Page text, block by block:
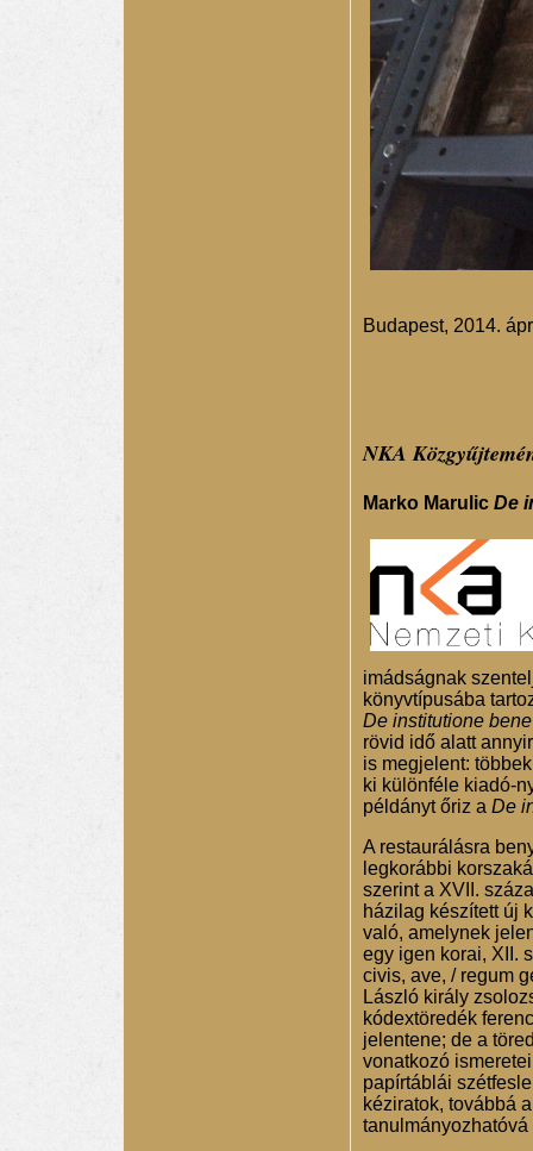
Budapest, 2014.
NKA
Marko Marulic De
imádságnak
könyvtípusába
De institutione
rövid idő alatt
is megjelent:
ki különféle kiadó-
példányt őriz a De
A restaurálásra
legkorábbi
szerint a XVII.
házilag készített új
való, amelynek
egy igen korai, XII.
civis, ave, / regum
László király
kódextöredék
jelentene; de a
vonatkozó
papírtáblái
kéziratok, továbbá